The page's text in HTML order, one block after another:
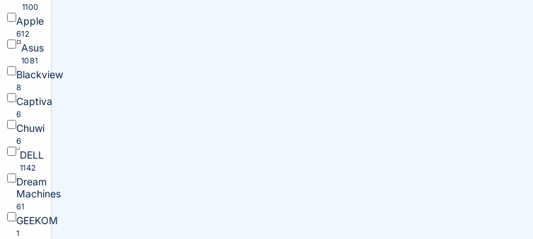
1100
Apple
612
Asus
1081
Blackview
8
Captiva
6
Chuwi
6
DELL
1142
Dream
Machines
61
GEEKOM
1